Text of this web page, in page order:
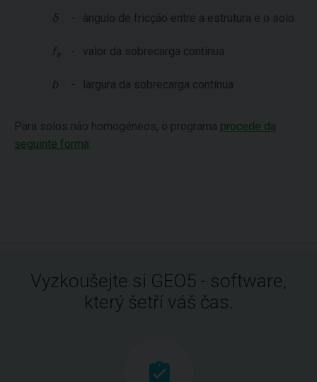
δ - ângulo de fricção entre a estrutura e o solo
f a - valor da sobrecarga contínua
b - largura da sobrecarga contínua
Para solos não homogéneos, o programa procede da
seguinte forma
Vyzkoušejte si GEO5 - software,
který šetří váš čas.